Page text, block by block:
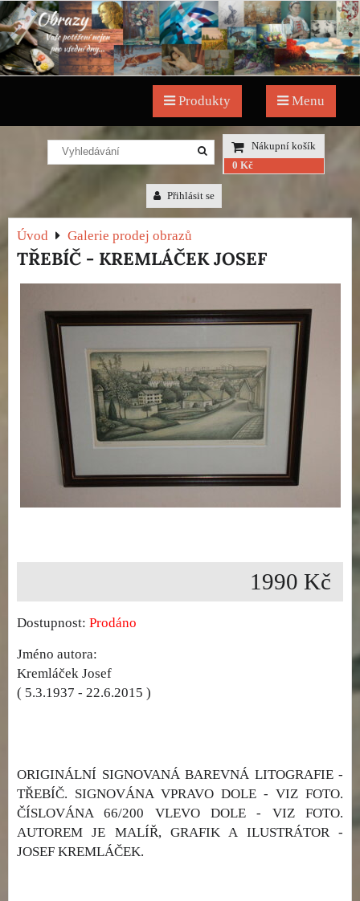
Produkty Menu
Nákupní košík
0 Kč
Přihlásit se
Úvod Galerie prodej obrazů
TŘEBÍČ - KREMLÁČEK JOSEF
1990 Kč
Dostupnost: Prodáno
Jméno autora:
Kremláček Josef
( 5.3.1937 - 22.6.2015 )
ORIGINÁLNÍ SIGNOVANÁ BAREVNÁ LITOGRAFIE -
TŘEBÍČ. SIGNOVÁNA VPRAVO DOLE - VIZ FOTO.
ČÍSLOVÁNA 66/200 VLEVO DOLE - VIZ FOTO.
AUTOREM JE MALÍŘ, GRAFIK A ILUSTRÁTOR -
JOSEF KREMLÁČEK.